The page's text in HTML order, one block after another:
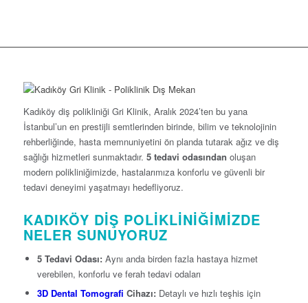
Kadıköy diş polikliniği Gri Klinik, Aralık 2024’ten bu yana
İstanbul’un en prestijli semtlerinden birinde, bilim ve teknolojinin
rehberliğinde, hasta memnuniyetini ön planda tutarak ağız ve diş
sağlığı hizmetleri sunmaktadır. 5 tedavi odasından oluşan
modern polikliniğimizde, hastalarımıza konforlu ve güvenli bir
tedavi deneyimi yaşatmayı hedefliyoruz.
KADIKÖY DIŞ POLIKLINIĞIMIZDE
NELER SUNUYORUZ
5 Tedavi Odası:Aynı anda birden fazla hastaya hizmet
verebilen, konforlu ve ferah tedavi odaları
3D Dental Tomografi Cihazı:Detaylı ve hızlı teşhis için